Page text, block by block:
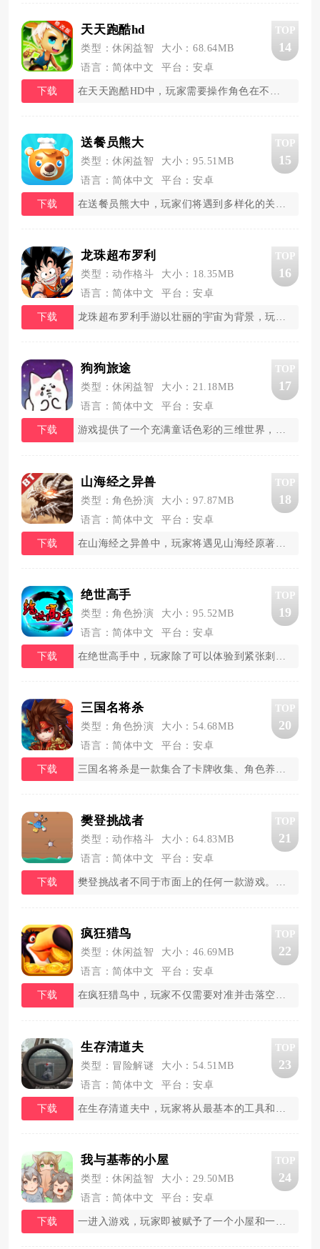
天天跑酷hd
类型：休闲益智
大小：68.64MB
语言：简体中文
平台：安卓
TOP
14
下载
送餐员熊大
类型：休闲益智
大小：95.51MB
语言：简体中文
平台：安卓
TOP
15
下载
龙珠超布罗利
类型：动作格斗
大小：18.35MB
语言：简体中文
平台：安卓
TOP
16
下载
狗狗旅途
类型：休闲益智
大小：21.18MB
语言：简体中文
平台：安卓
TOP
17
下载 游戏提供了一个充满童话色彩的三维世界，每个场
山海经之异兽
类型：角色扮演
大小：97.87MB
语言：简体中文
平台：安卓
TOP
18
下载
绝世高手
类型：角色扮演
大小：95.52MB
语言：简体中文
平台：安卓
TOP
19
下载
三国名将杀
类型：角色扮演
大小：54.68MB
语言：简体中文
平台：安卓
TOP
20
下载
樊登挑战者
类型：动作格斗
大小：64.83MB
语言：简体中文
平台：安卓
TOP
21
下载 樊登挑战者不同于市面上的任何一款游戏。它将读
疯狂猎鸟
类型：休闲益智
大小：46.69MB
语言：简体中文
平台：安卓
TOP
22
下载 在疯狂猎鸟中，玩家不仅需要对准并击落空中的目
生存清道夫
类型：冒险解谜
大小：54.51MB
语言：简体中文
平台：安卓
TOP
23
下载
我与基蒂的小屋
类型：休闲益智
大小：29.50MB
语言：简体中文
平台：安卓
TOP
24
下载